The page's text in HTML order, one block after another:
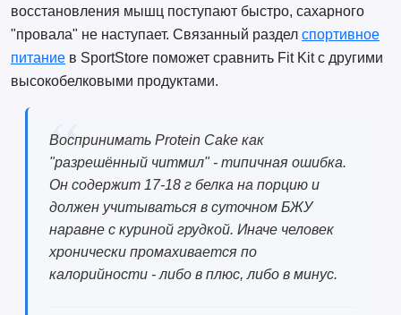
восстановления мышц поступают быстро, сахарного
"провала" не наступает. Связанный раздел спортивное
питаниев SportStore поможет сравнить Fit Kit с другими
высокобелковыми продуктами.
Воспринимать Protein Cake как
"разрешённый читмил" - типичная ошибка.
Он содержит 17-18 г белка на порцию и
должен учитываться в суточном БЖУ
наравне с куриной грудкой. Иначе человек
хронически промахивается по
калорийности - либо в плюс, либо в минус.